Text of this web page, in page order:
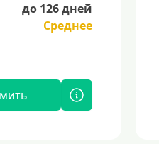
до 126 дней
Среднее